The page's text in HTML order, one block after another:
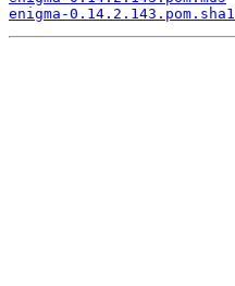
enigma-0.14.2.143.pom.sha1